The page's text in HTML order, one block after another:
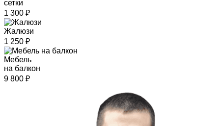
сетки
1 300 ₽
Жалюзи
1 250 ₽
Мебель
на балкон
9 800 ₽